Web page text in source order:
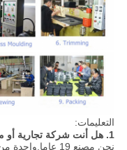
التعليمات:
1. هل أنت شركة تجارية أو مصنع؟